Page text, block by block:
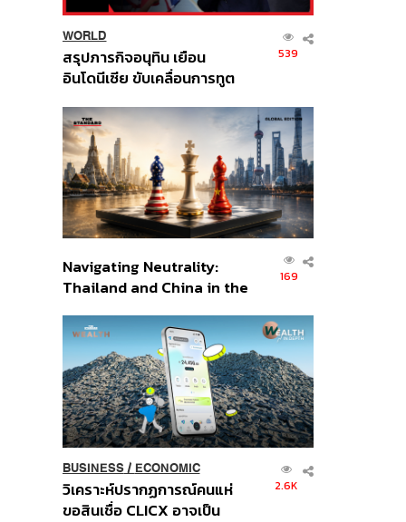
WORLD
สรุปภารกิจอนุทิน เยือน
อินโดนีเซีย ขับเคลื่อนการทูต
ส่วนยุทธศาสตร์ไทย –
อินโดนีเซีย
539
Navigating Neutrality:
Thailand and China in the
Order
169
BUSINESS/ ECONOMIC
วิเคราะห์ปรากฏการณ์คนแห่
ขอสินเชื่อ CLICX อาจเป็น
2.6K